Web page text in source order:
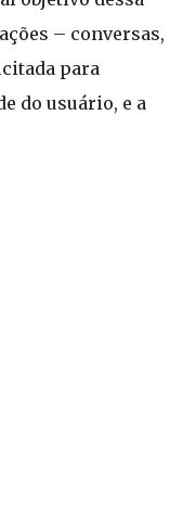
– conversas,
para
do usuário, e a